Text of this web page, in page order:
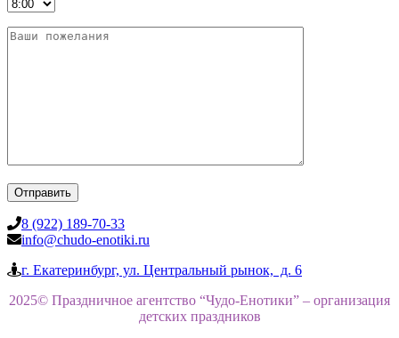
8 (922) 189-70-33
info@chudo-enotiki.ru
г. Екатеринбург, ул. Центральный рынок, д. 6
2025© Праздничное агентство “Чудо-Енотики” – организация
детских праздников